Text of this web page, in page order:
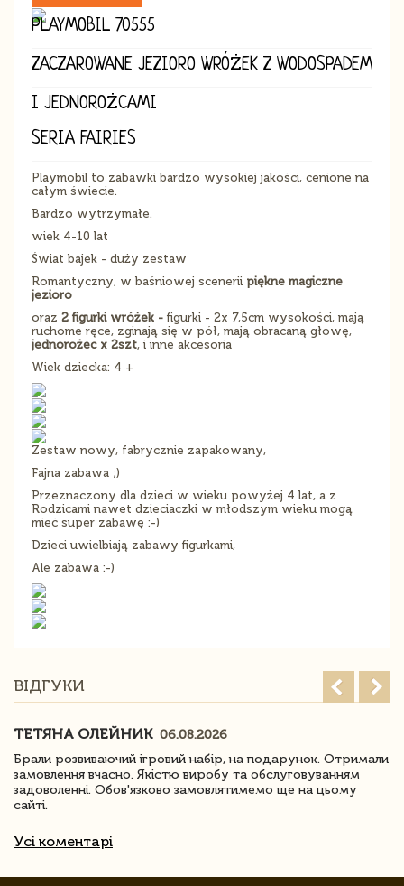
PLAYMOBIL 70555
ZACZAROWANE JEZIORO WRÓŻEK Z WODOSPADEM
I JEDNOROŻCAMI
SERIA FAIRIES
Playmobil to zabawki bardzo wysokiej jakości, cenione na
całym świecie.
Bardzo wytrzymałe.
wiek 4-10 lat
Świat bajek - duży zestaw
Romantyczny, w baśniowej scenerii piękne magiczne
jezioro
oraz 2 figurki wróżek - figurki - 2x 7,5cm wysokości, mają
ruchome ręce, zginają się w pół, mają obracaną głowę,
jednorożec x 2szt, i inne akcesoria
Wiek dziecka: 4 +
Zestaw nowy, fabrycznie zapakowany,
Fajna zabawa ;)
Przeznaczony dla dzieci w wieku powyżej 4 lat, a z
Rodzicami nawet dzieciaczki w młodszym wieku mogą
mieć super zabawę :-)
Dzieci uwielbiają zabawy figurkami,
Ale zabawa :-)
ВІДГУКИ
ТЕТЯНА ОЛЕЙНИК 06.08.2026
Брали розвиваючий ігровий набір, на подарунок. Отримали
замовлення вчасно. Якістю виробу та обслуговуванням
задоволенні. Обов'язково замовлятимемо ще на цьому
сайті.
Усі коментарі